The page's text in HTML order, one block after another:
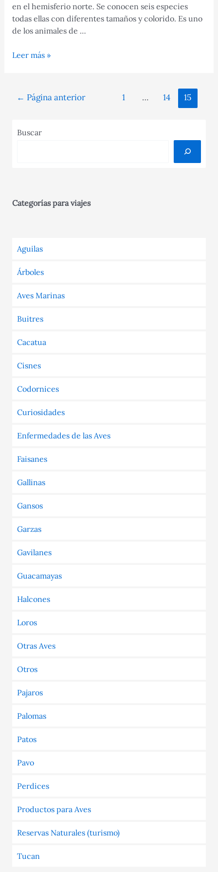
en el hemisferio norte. Se conocen seis especies
todas ellas con diferentes tamaños y colorido. Es uno
de los animales de …
Conoce
características
del
real
Leer más »
Navegación
← Página anterior 1 … 14 15
Buscar
Categorías para viajes
Aguilas
Árboles
Aves Marinas
Buitres
Cacatua
Cisnes
Codornices
Curiosidades
Enfermedades de las Aves
Faisanes
Gallinas
Gansos
Garzas
Gavilanes
Guacamayas
Halcones
Loros
Otras Aves
Otros
Pajaros
Palomas
Patos
Pavo
Perdices
Productos para Aves
Reservas Naturales (turismo)
Tucan